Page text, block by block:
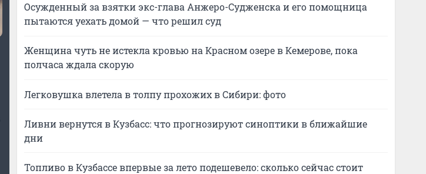
Осужденный за взятки экс-глава Анжеро-Судженска и его помощница
пытаются уехать домой — что решил суд
Женщина чуть не истекла кровью на Красном озере в Кемерове, пока
полчаса ждала скорую
Легковушка влетела в толпу прохожих в Сибири: фото
Ливни вернутся в Кузбасс: что прогнозируют синоптики в ближайшие
дни
Топливо в Кузбассе впервые за лето подешевело: сколько сейчас стоит